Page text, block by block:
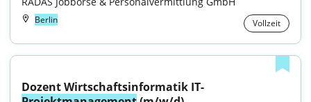
Berlin Vollzeit
Dozent Wirtschaftsinformatik IT-